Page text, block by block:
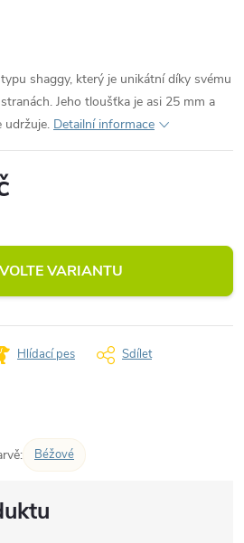
shaggy, který je unikátní díky svému
Jeho tloušťka je asi 25 mm a
udržuje. Detailní informace
VARIANTU
Hlídací pes Sdílet
Béžové